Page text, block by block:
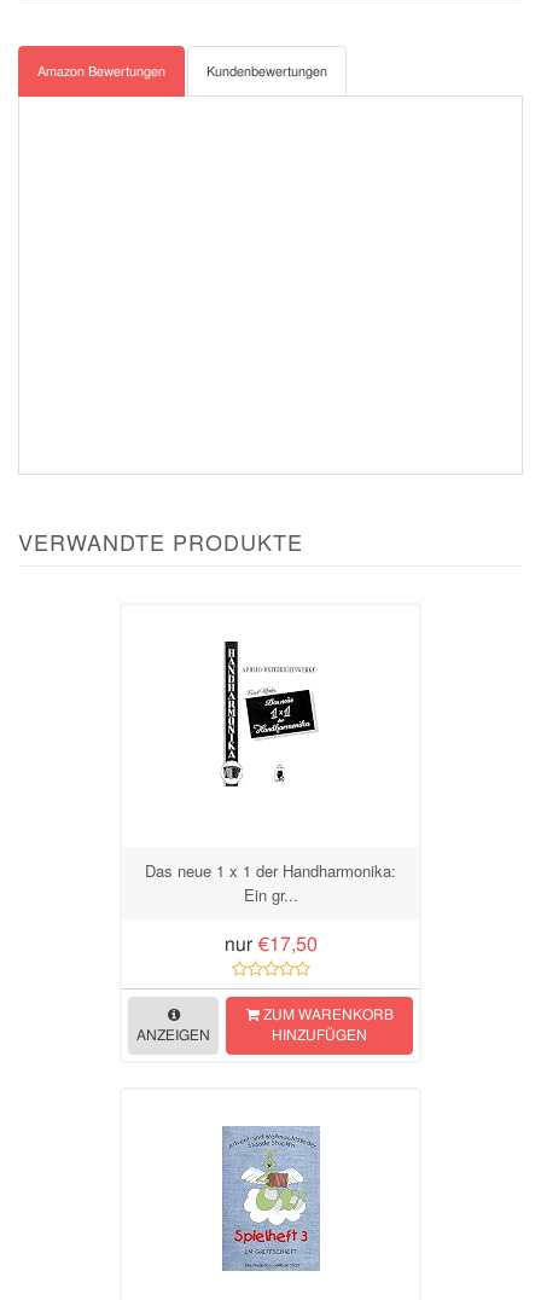
Amazon Bewertungen Kundenbewertungen
VERWANDTE PRODUKTE
Das neue 1 x 1 der Handharmonika:
Ein gr...
nur €17,50
ANZEIGEN
ZUM WARENKORB
HINZUFÜGEN